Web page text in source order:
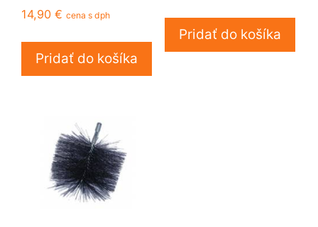
14,90 € cena s dph
Pridať do košíka
Pridať do košíka